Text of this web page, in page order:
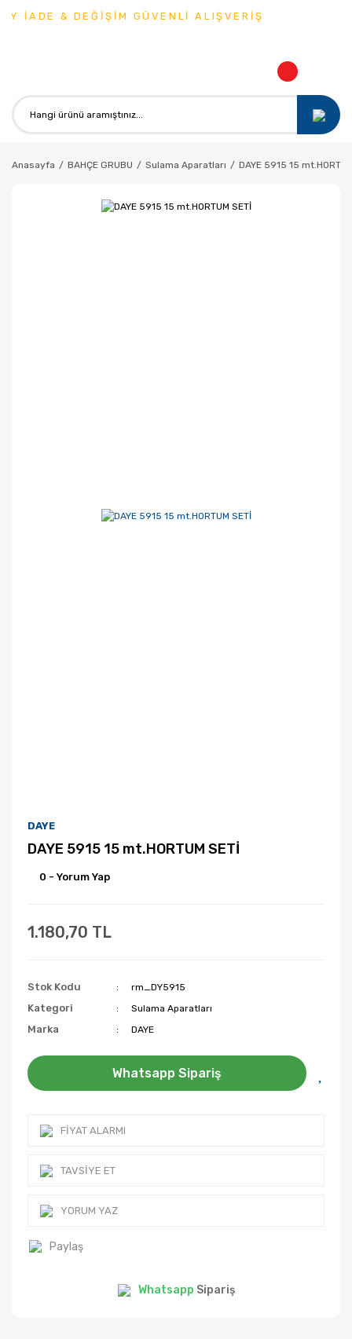
İADE & DEĞİŞİM GÜVENLİ ALIŞVERİŞ
Anasayfa BAHÇE GRUBU Sulama Aparatları DAYE 5915 15
DAYE
DAYE 5915 15 mt.HORTUM SETİ
0 - Yorum Yap
1.180,70 TL
Stok Kodu rm_DY5915
Kategori Sulama Aparatları
Marka DAYE
Whatsapp Sipariş
FIYAT ALARMI
TAVSIYE ET
YORUM YAZ
Paylaş
Whatsapp Sipariş